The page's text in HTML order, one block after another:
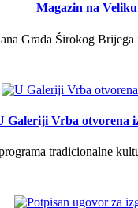
Magazin na
Grada Širokog
Galeriji Vrba otvorena
tradicionalne